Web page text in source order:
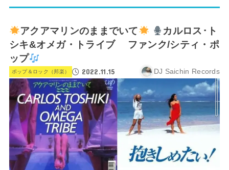
アクアマリンのままでいて
カルロス･ト
シキ&オメガ・トライブ ファンク/シティ・ポ
ップ
ポップ＆ロック（邦楽） 2022.11.15 DJ Saichin Records